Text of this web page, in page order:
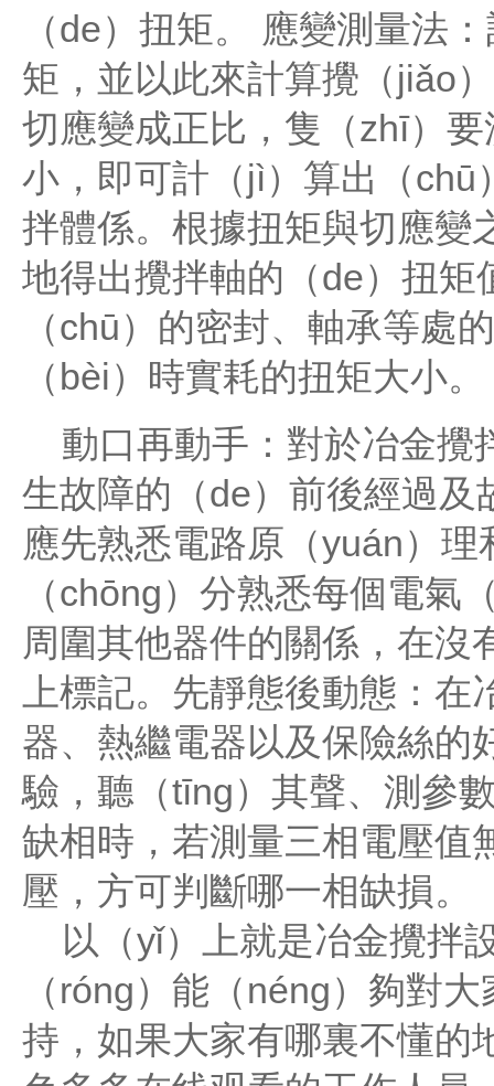
（de）扭矩。 應變測量法
矩，並以此來計算攪（jiǎo
切應變成正比，隻（zhī）
小，即可計（jì）算出（chū
拌體係。根據扭矩與切應變
地得出攪拌軸的（de）扭
（chū）的密封、軸承等處
（bèi）時實耗的扭矩大小。
動口再動手：對於冶金攪
生故障的（de）前後經過
應先熟悉電路原（yuán）
（chōng）分熟悉每個電
周圍其他器件的關係，在沒
上標記。先靜態後動態：
器、熱繼電器以及保險絲的
驗，聽（tīng）其聲、測參
缺相時，若測量三相電壓值
壓，方可判斷哪一相缺損。
以（yǐ）上就是冶金攪拌
（róng）能（néng）夠對
持，如果大家有哪裏不懂的